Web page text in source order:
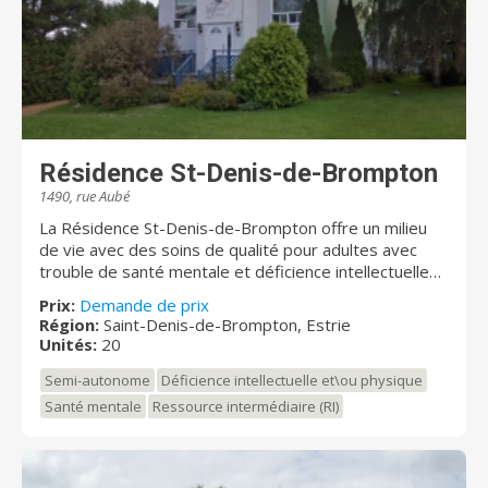
Résidences CRP.com Bien plus que de simples
résidences ! Gérard Borel, Directeur général à St-
césaire et Cowansville
Résidence St-Denis-de-Brompton
1490, rue Aubé
La Résidence St-Denis-de-Brompton offre un milieu
de vie avec des soins de qualité pour adultes avec
trouble de santé mentale et déficience intellectuelle
Sherbrooke. Contacter Martin ou Martine pour une
visite des lieux.
Prix: Demande de prix
Région: Saint-Denis-de-Brompton, Estrie
Unités: 20
Semi-autonome
Déficience intellectuelle et\ou physique
Santé mentale
Ressource intermédiaire (RI)